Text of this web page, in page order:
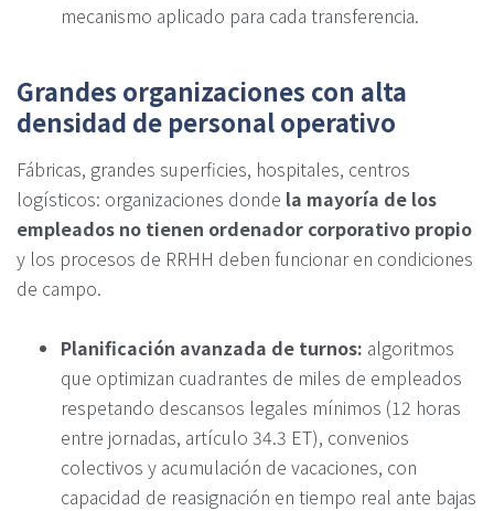
mecanismo aplicado para cada transferencia.
Grandes organizaciones con alta
densidad de personal operativo
Fábricas, grandes superficies, hospitales, centros
logísticos: organizaciones donde la mayoría de los
empleados no tienen ordenador corporativo propio
y los procesos de RRHH deben funcionar en condiciones
de campo.
Planificación avanzada de turnos: algoritmos
que optimizan cuadrantes de miles de empleados
respetando descansos legales mínimos (12 horas
entre jornadas, artículo 34.3 ET), convenios
colectivos y acumulación de vacaciones, con
capacidad de reasignación en tiempo real ante bajas